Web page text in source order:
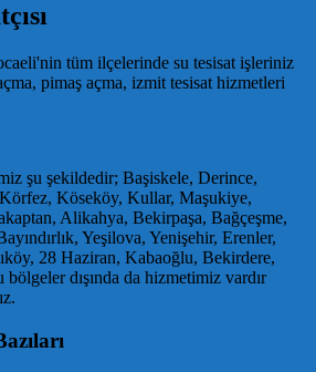
tüm ilçelerinde su tesisat işleriniz
pimaş açma, izmit tesisat hizmetleri
şu şekildedir; Başiskele, Derince,
Köseköy, Kullar, Maşukiye,
Alikahya, Bekirpaşa, Bağçeşme,
Yeşilova, Yenişehir, Erenler,
28 Haziran, Kabaoğlu, Bekirdere,
dışında da hizmetimiz vardır